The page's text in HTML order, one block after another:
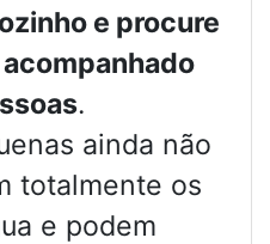
e procure
.
ainda não
totalmente os
e podem